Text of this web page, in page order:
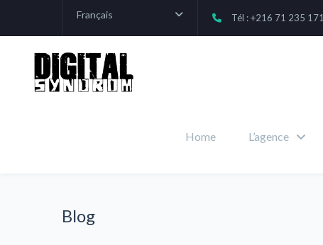
Français Tél : +216 71 235 171
Home L’agence
Blog